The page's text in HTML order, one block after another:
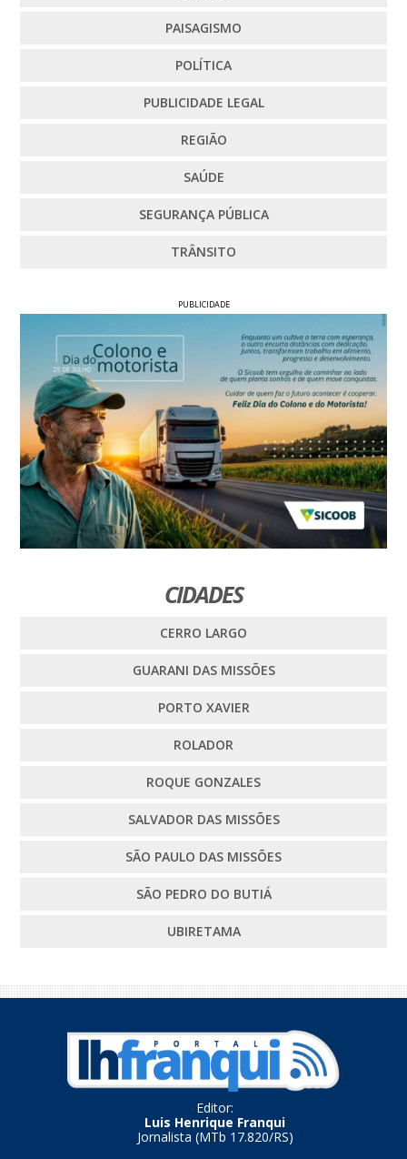
PAISAGISMO
POLÍTICA
PUBLICIDADE LEGAL
REGIÃO
SAÚDE
SEGURANÇA PÚBLICA
TRÂNSITO
PUBLICIDADE
CIDADES
CERRO LARGO
GUARANI DAS MISSÕES
PORTO XAVIER
ROLADOR
ROQUE GONZALES
SALVADOR DAS MISSÕES
SÃO PAULO DAS MISSÕES
SÃO PEDRO DO BUTIÁ
UBIRETAMA
Editor:
Luis Henrique Franqui
Jornalista (MTb 17.820/RS)